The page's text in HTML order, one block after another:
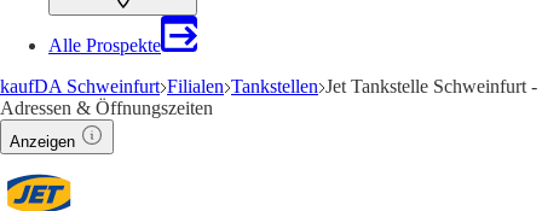
Alle Prospekte
kaufDA Schweinfurt Filialen Tankstellen Jet Tankstelle Schweinfurt -
Adressen & Öffnungszeiten
Anzeigen